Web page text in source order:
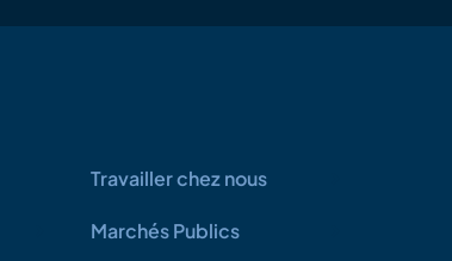
Travailler chez nous
Marchés Publics